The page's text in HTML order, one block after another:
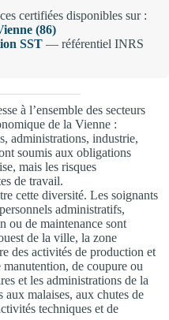
certifiées disponibles sur :
(86)
SST — référentiel INRS
à l’ensemble des secteurs
de la Vienne :
administrations, industrie,
soumis aux obligations
mais les risques
de travail.
cette diversité. Les soignants
administratifs,
ou de maintenance sont
de la ville, la zone
des activités de production et
de coupure ou
et les administrations de la
malaises, aux chutes de
techniques et de